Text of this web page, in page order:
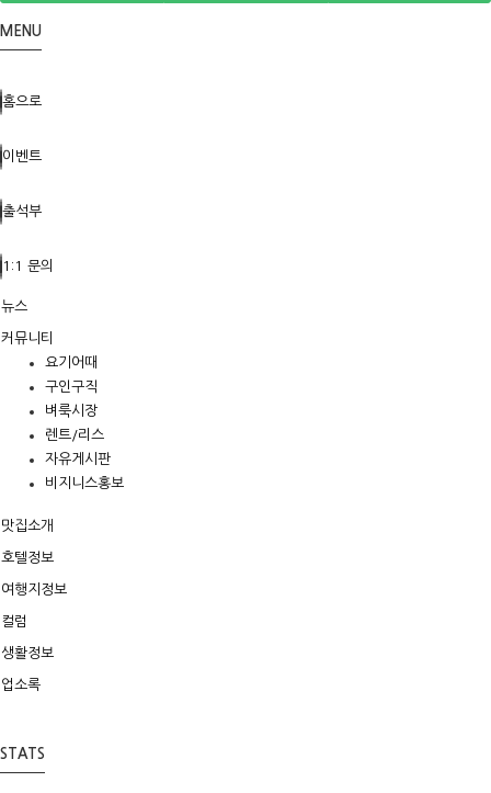
MENU
홈으로
이벤트
출석부
1:1 문의
뉴스
커뮤니티
요기어때
구인구직
벼룩시장
렌트/리스
자유게시판
비지니스홍보
맛집소개
호텔정보
여행지정보
컬럼
생활정보
업소록
STATS